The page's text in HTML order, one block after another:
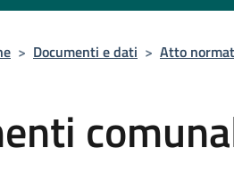
> Documenti e dati > Atto